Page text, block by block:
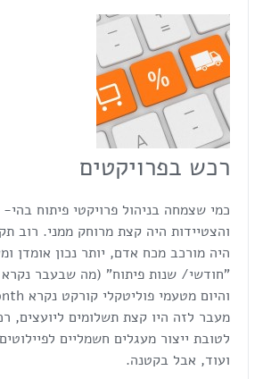
רכש בפרויקטים
כמי שצמחה בניהול פרויקטי פיתוח
והצטיידות היה קצת מרוחק ממני. רוב
היה מורכב מכח אדם, יותר נכון אומדן
מעבר לזה היו קצת תשלומים ליועצים,
לטובת ייצור מעגלים חשמליים
ועוד, אבל בקטנה.